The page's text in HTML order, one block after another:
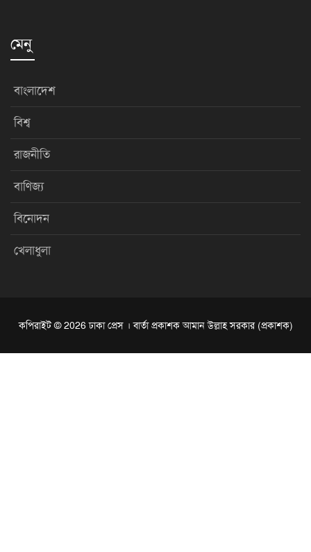
মেনু
বাংলাদেশ
বিশ্ব
রাজনীতি
বাণিজ্য
বিনোদন
খেলাধুলা
কপিরাইট © 2026 ঢাকা প্রেস । বার্তা প্রকাশক আমান উল্লাহ সরকার (প্রকাশক)